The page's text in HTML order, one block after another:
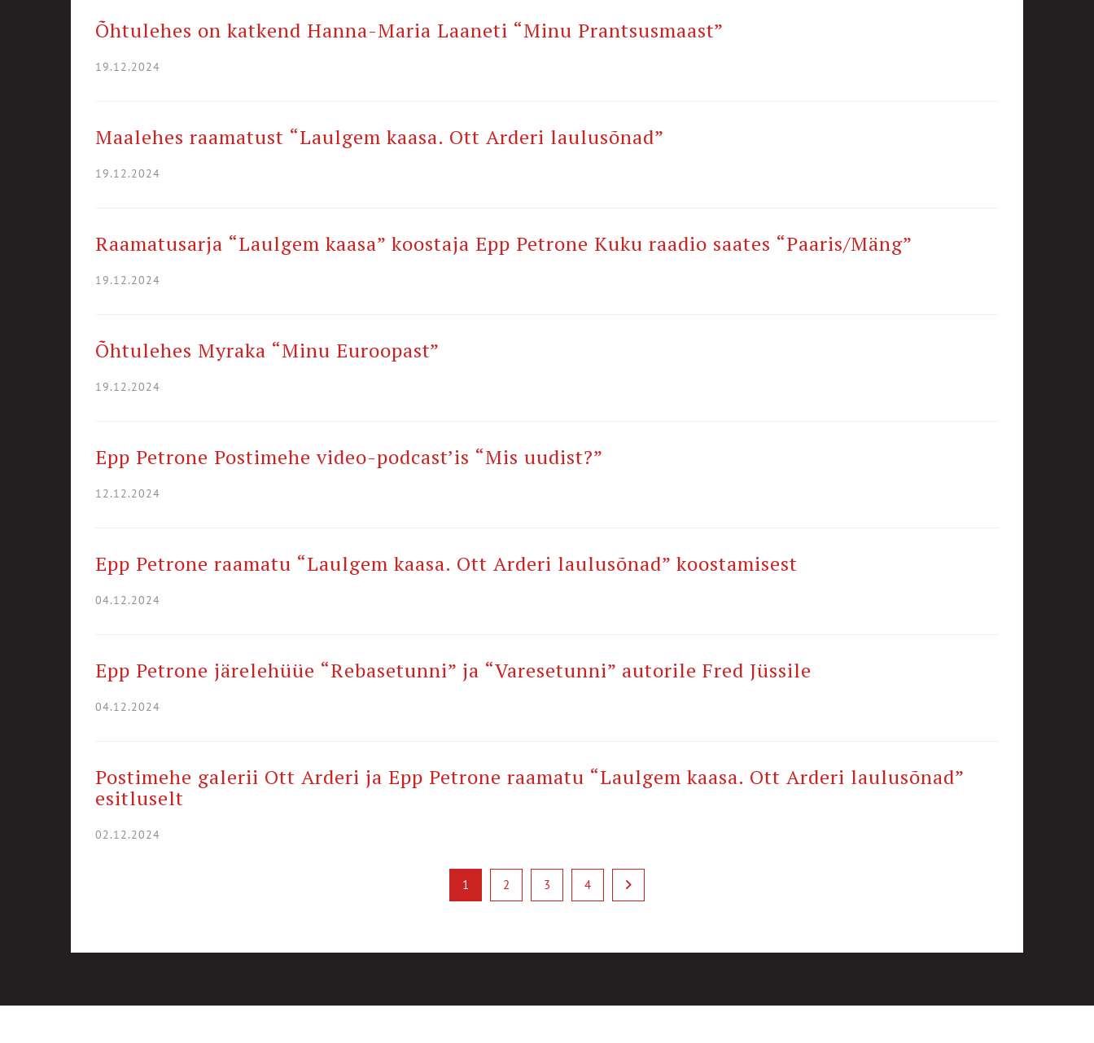
Õhtulehes on katkend Hanna-Maria Laaneti “Minu Prantsusmaast”
19.12.2024
Maalehes raamatust “Laulgem kaasa. Ott Arderi laulusõnad”
19.12.2024
Raamatusarja “Laulgem kaasa” koostaja Epp Petrone Kuku raadio saates “Paaris/Mäng”
19.12.2024
Õhtulehes Myraka “Minu Euroopast”
19.12.2024
Epp Petrone Postimehe video-podcast’is “Mis uudist?”
12.12.2024
Epp Petrone raamatu “Laulgem kaasa. Ott Arderi laulusõnad” koostamisest
04.12.2024
Epp Petrone järelehüüe “Rebasetunni” ja “Varesetunni” autorile Fred Jüssile
04.12.2024
Postimehe galerii Ott Arderi ja Epp Petrone raamatu “Laulgem kaasa. Ott Arderi laulusõnad”
esitluselt
02.12.2024
1 2 3 4 